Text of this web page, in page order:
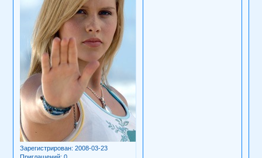
Зарегистрирован: 2008-03-23